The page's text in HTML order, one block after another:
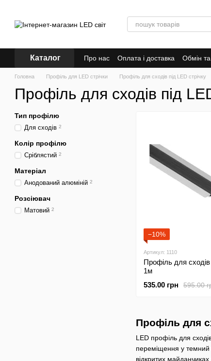
Каталог Про нас Оплата і доставка Обмін
Головна Профіль для LED стрічки Профіль для сходів під LED стрічку
Профіль для сходів під
Профіль для
LED профіль для
переміщення у темний
відкритих майданчиках
−10%
Артикул: 1110
Профіль для
1м
595.00
535.00 грн
Тип профілю
Для сходів 2
Колір профілю
Сріблястий 2
Матеріал
Анодований алюміній 2
Розсіювач
Матовий 2